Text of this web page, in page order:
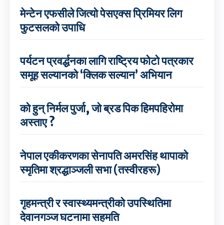
मेन्टेन एफसीले जित्यो पेसएक्स प्रिमियर लिग
फुटसलको उपाधि
पर्यटन प्रवर्द्धनका लागि राष्ट्रिय फोटो पत्रकार
समूह सल्यानको ‘क्लिक सल्यान’ अभियान
को हुन् निर्मल पुर्जा, जो ब्रड पिक हिमपहिरोमा
अस्ताए ?
नेपाल एकीकरणका सेनापति अमरसिंह थापाको
स्मृतिमा श्रद्धाञ्जली सभा (तस्वीरहरू)
गृहमन्त्री र स्वास्थ्यमन्त्रीको उपस्थितिमा
देवानगञ्ज घटनामा सहमति